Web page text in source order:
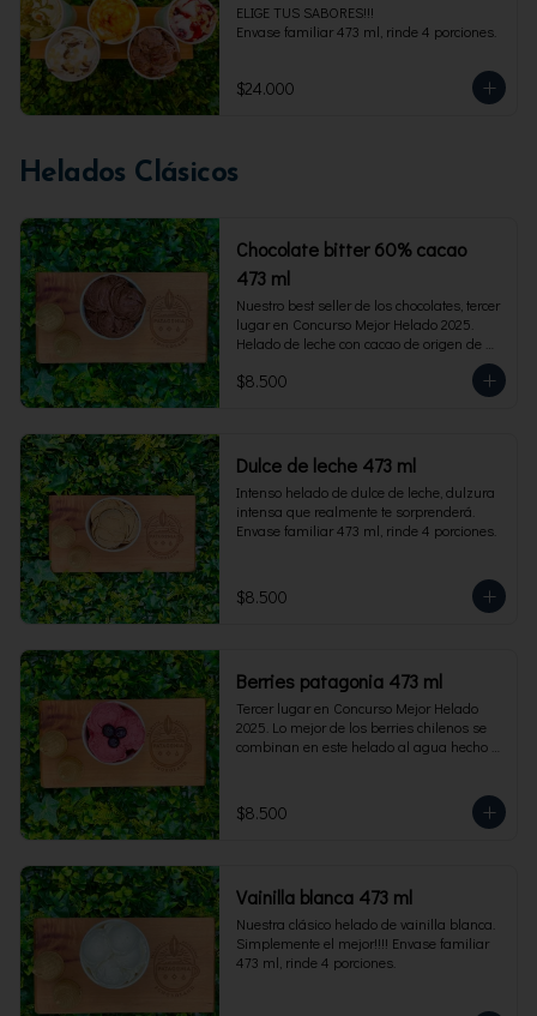
ELIGE TUS SABORES!!!
Envase familiar 473 ml, rinde 4 porciones.
$24.000
Helados Clásicos
Chocolate bitter 60% cacao
473 ml
Nuestro best seller de los chocolates, tercer
lugar en Concurso Mejor Helado 2025.
Helado de leche con cacao de origen de
intensidad al 60%. Envase familiar 473 ml,
rinde 4  porciones.
$8.500
Dulce de leche 473 ml
Intenso helado de dulce de leche, dulzura
intensa que realmente te sorprenderá.
Envase familiar 473 ml, rinde 4 porciones.
$8.500
Berries patagonia 473 ml
Tercer lugar en Concurso Mejor Helado
2025. Lo mejor de los berries chilenos se
combinan en este helado al agua hecho
473 ml. Rinde 4 porciones.
$8.500
Vainilla blanca 473 ml
Nuestra clásico helado de vainilla blanca.
Simplemente el mejor!!!! Envase familiar
473 ml, rinde 4 porciones.